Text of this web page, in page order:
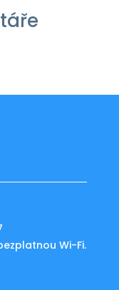
Wi-Fi.